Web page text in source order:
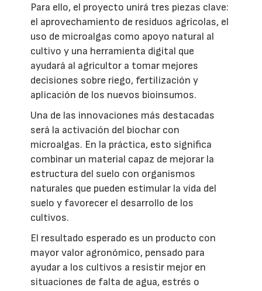
Para ello, el proyecto unirá tres piezas clave:
el aprovechamiento de residuos agrícolas, el
uso de microalgas como apoyo natural al
cultivo y una herramienta digital que
ayudará al agricultor a tomar mejores
decisiones sobre riego, fertilización y
aplicación de los nuevos bioinsumos.
Una de las innovaciones más destacadas
será la activación del biochar con
microalgas. En la práctica, esto significa
combinar un material capaz de mejorar la
estructura del suelo con organismos
naturales que pueden estimular la vida del
suelo y favorecer el desarrollo de los
cultivos.
El resultado esperado es un producto con
mayor valor agronómico, pensado para
ayudar a los cultivos a resistir mejor en
situaciones de falta de agua, estrés o